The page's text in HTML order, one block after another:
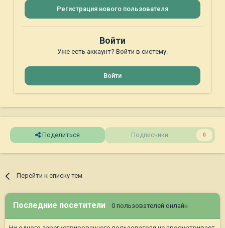
Регистрация нового пользователя
Войти
Уже есть аккаунт? Войти в систему.
Войти
Поделиться Подписчики 0
Перейти к списку тем
Последние посетители 0 пользователей онлайн